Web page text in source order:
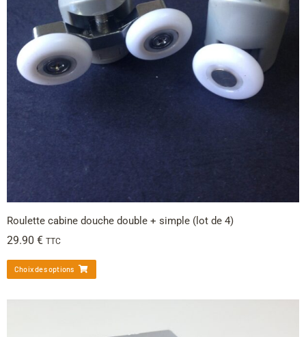
Roulette cabine douche double + simple (lot de 4)
29.90 € TTC
Choix des options